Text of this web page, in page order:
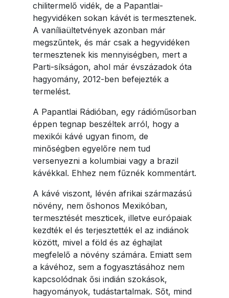
chilitermelő vidék, de a Papantlai-
hegyvidéken sokan kávét is termesztenek.
A vaníliaültetvények azonban már
megszűntek, és már csak a hegyvidéken
termesztenek kis mennyiségben, mert a
Parti-síkságon, ahol már évszázadok óta
hagyomány, 2012-ben befejezték a
termelést.
A Papantlai Rádióban, egy rádióműsorban
éppen tegnap beszéltek arról, hogy a
mexikói kávé ugyan finom, de
minőségben egyelőre nem tud
versenyezni a kolumbiai vagy a brazil
kávékkal. Ehhez nem fűznék kommentárt.
A kávé viszont, lévén afrikai származású
növény, nem őshonos Mexikóban,
termesztését meszticek, illetve európaiak
kezdték el és terjesztették el az indiánok
között, mivel a föld és az éghajlat
megfelelő a növény számára. Emiatt sem
a kávéhoz, sem a fogyasztásához nem
kapcsolódnak ősi indián szokások,
hagyományok, tudástartalmak. Sőt, mind